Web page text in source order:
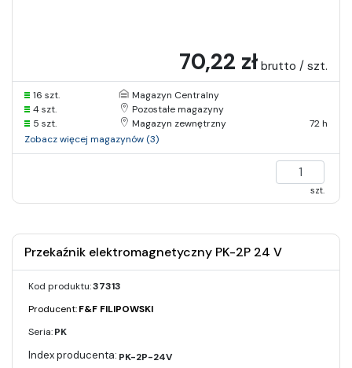
70,22 zł brutto / szt.
16 szt.
Magazyn Centralny
4 szt.
Pozostałe magazyny
5 szt.
Magazyn zewnętrzny
72 h
Zobacz więcej magazynów (3)
szt.
Przekaźnik elektromagnetyczny PK-2P 24 V
Kod produktu:37313
Producent:F&F FILIPOWSKI
Seria:PK
PK-2P-24V